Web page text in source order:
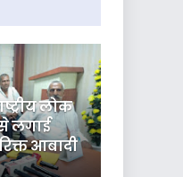
लोक
लगाई
आबादी